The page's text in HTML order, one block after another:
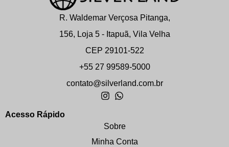
R. Waldemar Verçosa Pitanga,
156, Loja 5 - Itapuã, Vila Velha
CEP 29101-522
+55 27 99589-5000
contato@silverland.com.br
Acesso Rápido
Sobre
Minha Conta